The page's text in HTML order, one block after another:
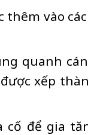
vào
quanh
xếp
cố để gia